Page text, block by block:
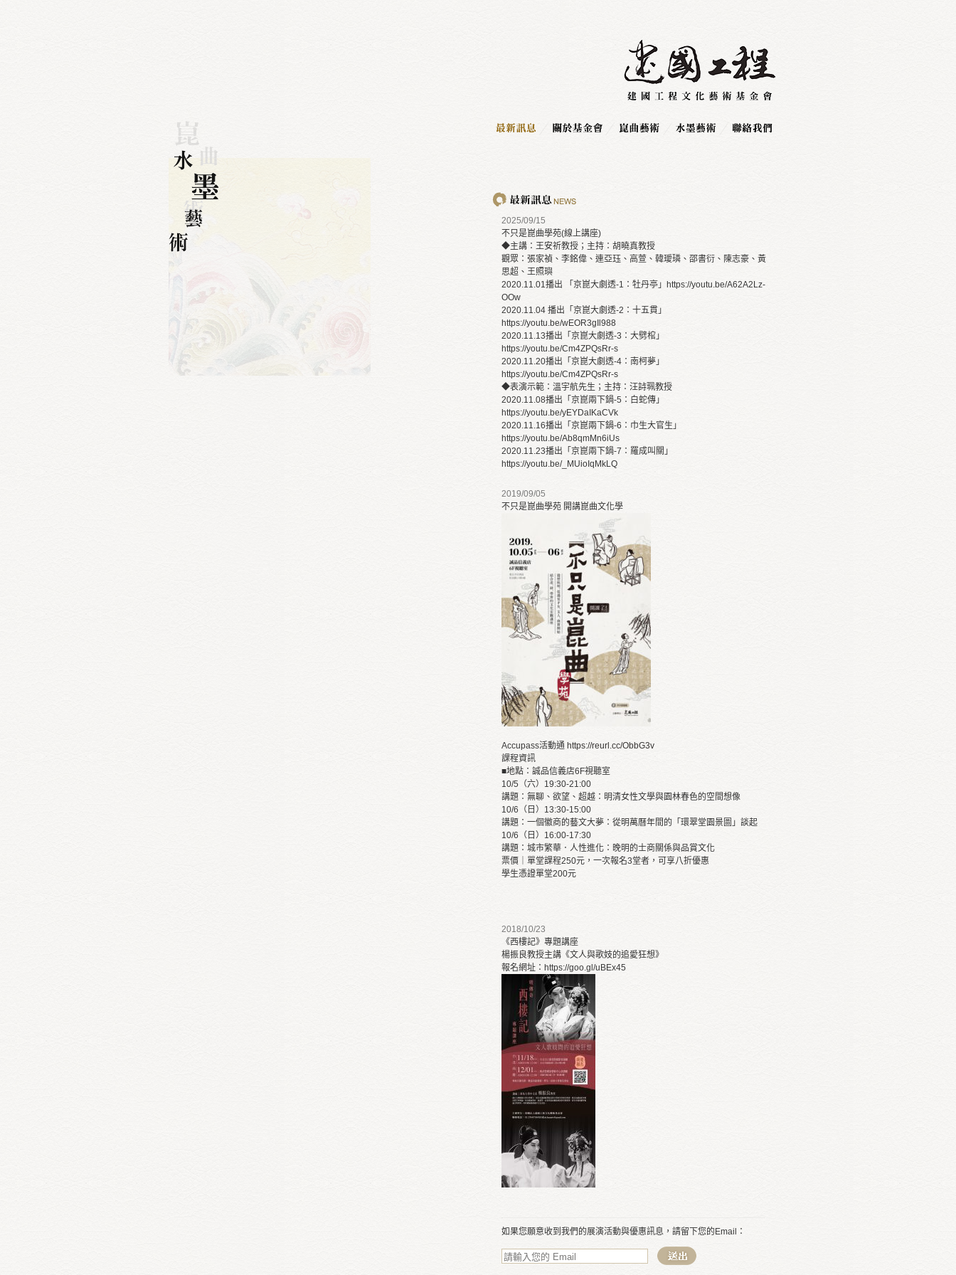
2025/09/15
不只是崑曲學苑(線上講座)
◆主講：王安祈教授；主持：胡曉真教授
觀眾：張家禎、李銘偉、連亞珏、高萱、韓璦璘、邵書衍、陳志豪、黃
思超、王照璵
2020.11.01播出 「京崑大劇透-1：牡丹亭」https://youtu.be/A62A2Lz-
OOw
2020.11.04 播出「京崑大劇透-2：十五貫」
https://youtu.be/wEOR3gIl988
2020.11.13播出「京崑大劇透-3：大劈棺」
https://youtu.be/Cm4ZPQsRr-s
2020.11.20播出「京崑大劇透-4：南柯夢」
https://youtu.be/Cm4ZPQsRr-s
◆表演示範：溫宇航先生；主持：汪詩珮教授
2020.11.08播出「京崑兩下鍋-5：白蛇傳」
https://youtu.be/yEYDaIKaCVk
2020.11.16播出「京崑兩下鍋-6：巾生大官生」
https://youtu.be/Ab8qmMn6iUs
2020.11.23播出「京崑兩下鍋-7：羅成叫關」
https://youtu.be/_MUioIqMkLQ
2019/09/05
不只是崑曲學苑 開講崑曲文化學
Accupass活動通 https://reurl.cc/ObbG3v
課程資訊
■地點：誠品信義店6F視聽室
10/5（六）19:30-21:00
講題：無聊、欲望、超越：明清女性文學與園林春色的空間想像
10/6（日）13:30-15:00
講題：一個徽商的藝文大夢：從明萬曆年間的「環翠堂園景圖」談起
10/6（日）16:00-17:30
講題：城市繁華．人性進化：晚明的士商關係與品賞文化
票價｜單堂課程250元，一次報名3堂者，可享八折優惠
學生憑證單堂200元
2018/10/23
《西樓記》專題講座
楊振良教授主講《文人與歌妓的追愛狂想》
報名網址：https://goo.gl/uBEx45
如果您願意收到我們的展演活動與優惠訊息，請留下您的Email：